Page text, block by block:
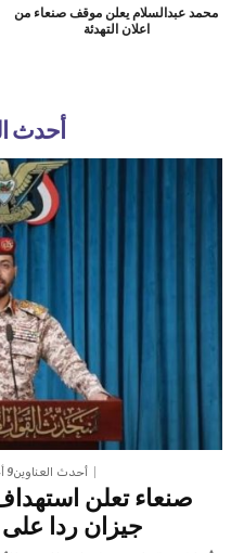
محمد عبدالسلام يعلن موقف صنعاء من
اعلان التهدئة
أحدث
أحدث العناوين9 أغسطس، 2026
صنعاء تعلن
جيزان ردا على